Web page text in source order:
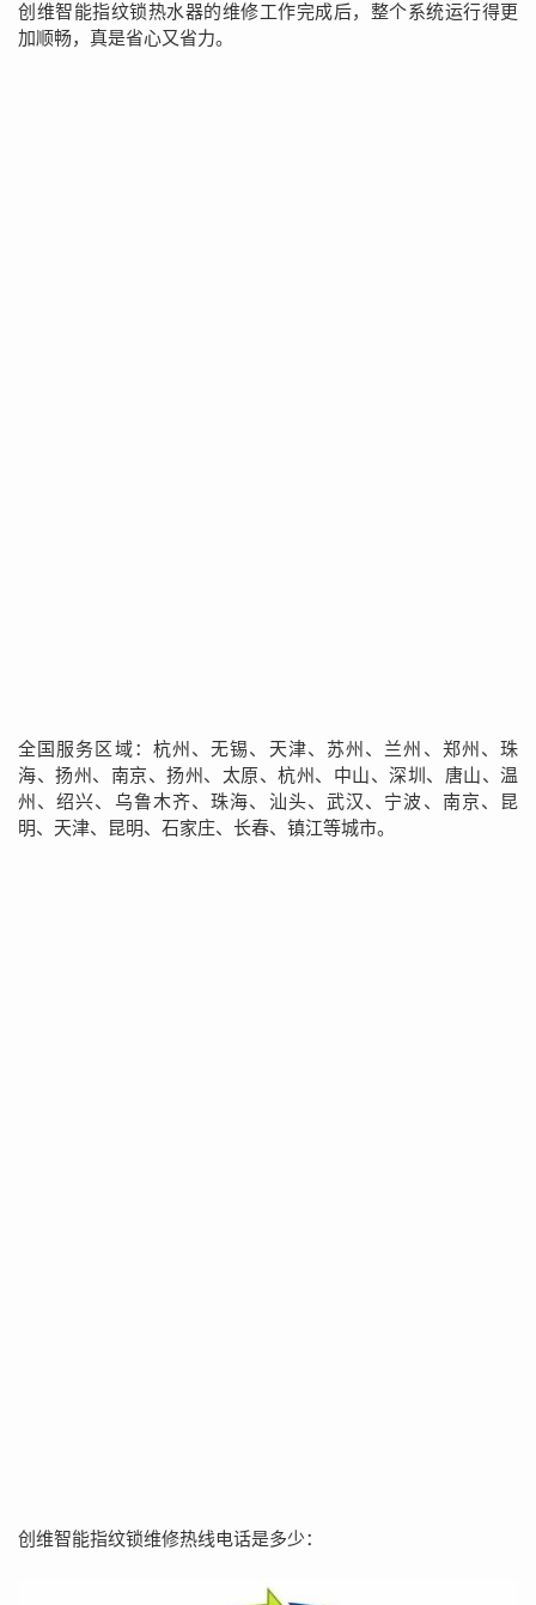
创维智能指纹锁热水器的维修工作完成后，整个系统运行得更
加顺畅，真是省心又省力。
全国服务区域：杭州、无锡、天津、苏州、兰州、郑州、珠
海、扬州、南京、扬州、太原、杭州、中山、深圳、唐山、温
州、绍兴、乌鲁木齐、珠海、汕头、武汉、宁波、南京、昆
明、天津、昆明、石家庄、长春、镇江等城市。
创维智能指纹锁维修热线电话是多少：